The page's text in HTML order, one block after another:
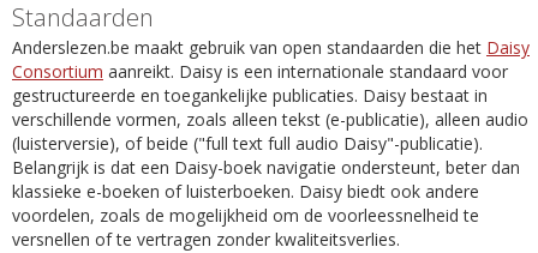
Standaarden
Anderslezen.be maakt gebruik van open standaarden die het Daisy
Consortium aanreikt. Daisy is een internationale standaard voor
gestructureerde en toegankelijke publicaties. Daisy bestaat in
verschillende vormen, zoals alleen tekst (e-publicatie), alleen audio
(luisterversie), of beide ("full text full audio Daisy"-publicatie).
Belangrijk is dat een Daisy-boek navigatie ondersteunt, beter dan
klassieke e-boeken of luisterboeken. Daisy biedt ook andere
voordelen, zoals de mogelijkheid om de voorleessnelheid te
versnellen of te vertragen zonder kwaliteitsverlies.